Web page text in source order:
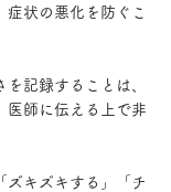
症状の悪化を防ぐこ
記録することは、
医師に伝える上で非
ズキズキする」「チ